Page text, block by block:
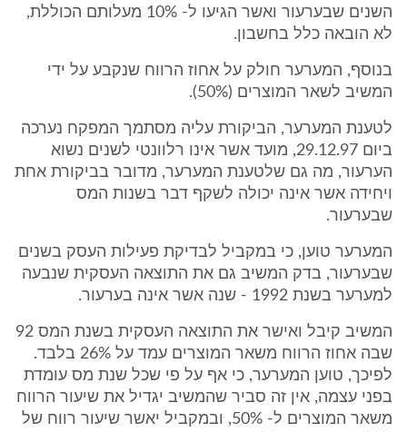
השנים שבערעור ואשר הגיעו ל- 10% מעלותם הכוללת,
לא הובאה כלל בחשבון.
בנוסף, המערער חולק על אחוז הרווח שנקבע על ידי
המשיב לשאר המוצרים (50%).
לטענת המערער, הביקורת עליה מסתמך המפקח נערכה
ביום 29.12.97, מועד אשר אינו רלוונטי לשנים נשוא
הערעור, מה גם שלטענת המערער, מדובר בביקורת אחת
ויחידה אשר אינה יכולה לשקף דבר בשנות המס
שבערעור.
המערער טוען, כי במקביל לבדיקת פעילות העסק בשנים
שבערעור, בדק המשיב גם את התוצאה העסקית שנבעה
למערער בשנת 1992 - שנה אשר אינה בערעור.
המשיב קיבל ואישר את התוצאה העסקית בשנת המס 92
שבה אחוז הרווח משאר המוצרים עמד על 26% בלבד.
לפיכך, טוען המערער, כי אף על פי שכל שנת מס עומדת
בפני עצמה, אין זה סביר שהמשיב יגדיל את שיעור הרווח
משאר המוצרים ל- 50%, ובמקביל יאשר שיעור רווח של